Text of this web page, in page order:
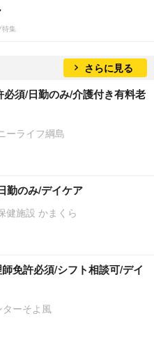
特集
さらに見る
必須/日勤のみ/介護付き有料老
ーライフ綱島
勤のみ/デイケア
健施設 かまくら
免許必須/シフト相談可/デイ
ーそよ風